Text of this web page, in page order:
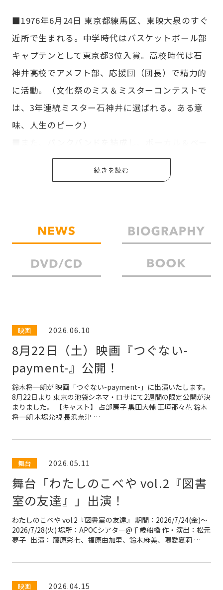
■1976年6月24日 東京都練馬区、東映大泉のすぐ
近所で生まれる。中学時代はバスケットボール部
キャプテンとして東京都3位入賞。高校時代は石
神井高校でアメフト部、応援団（団長）で精力的
に活動。（文化祭のミス＆ミスターコンテストで
は、3年連続ミスター石神井に選ばれる。ある意
味、人生のピーク）
スを担当。約5年ほど活動。その後、ファッショ
ンに興味を持ち、文化服装学院に入学し卒業。
動。その後、芸人を志すが、ネタ一つできずに挫
折。
■2001年、柄本明に憧れ、劇団東京乾電池の研究
にも数多く出演。
■また、ミクニヤナイハラプロジェクトには旗揚
げ公演から参加し、2010年の『前向き!タイモ
ン』では、主演の三重人格者役を熱演し、シェイ
クスピアコンペにて優秀賞受賞、さらに同作品が
第56回岸田國士戯曲賞を受賞するなど、観客を圧
倒する演技で高い評価を得る。
■役柄としては男臭い役、明るい体育系の馬鹿
役、無骨な職人役など、人間臭が滲み出る脱力系
の演技と、顔力＆眼力、さらにスポーツ、バン
ド、DJ経験を生かしてのキレの良い、リズミカル
でパワフルな身体表現が強い持ち味。
映画 2026.06.10
8月22日（土）映画『つぐない-
payment-』公開！
鈴木将一朗が 映画「つぐない-payment-」に出演いたします。
8月22日より 東京の池袋シネマ・ロサにて2週間の限定公開が決
まりました。 【キャスト】 占部房子 黒田大輔 正垣那々花 鈴木
将一朗 木場允視 長浜奈津 …
舞台 2026.05.11
舞台「わたしのこべや vol.2『図書
室の友達』」出演！
わたしのこべや vol.2『図書室の友達』 期間：2026/7/24(金)～
2026/7/28(火) 場所：APOCシアター@千歳船橋 作・演出：松元
夢子 出演： 藤原彩七、福原由加里、鈴木麻美、隈愛夏莉 …
映画 2026.04.15